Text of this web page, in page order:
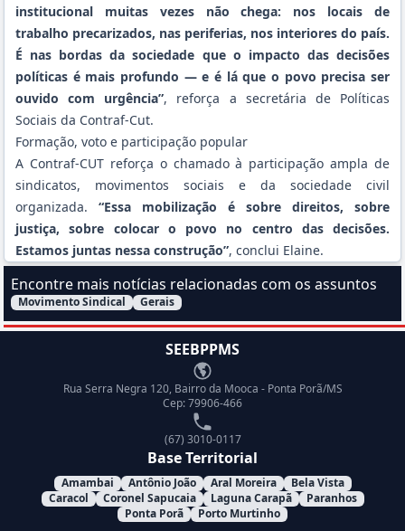
institucional muitas vezes não chega: nos locais de
trabalho precarizados, nas periferias, nos interiores do país.
É nas bordas da sociedade que o impacto das decisões
políticas é mais profundo — e é lá que o povo precisa ser
ouvido com urgência”, reforça a secretária de Políticas
Sociais da Contraf-Cut.
Formação, voto e participação popular
A Contraf-CUT reforça o chamado à participação ampla de
sindicatos, movimentos sociais e da sociedade civil
organizada. “Essa mobilização é sobre direitos, sobre
justiça, sobre colocar o povo no centro das decisões.
Estamos juntas nessa construção”, conclui Elaine.
Encontre mais notícias relacionadas com os assuntos
Filtrar Notícias pelo assunto:
Movimento Sindical Gerais
SEEBPPMS
Endereço
Rua Serra Negra 120, Bairro da Mooca - Ponta Porã/MS
Cep: 79906-466
Telefone
(67) 3010-0117
Base Territorial
Amambai Antônio João Aral Moreira
Bela Vista
Caracol
Coronel Sapucaia Laguna Carapã
Paranhos
Ponta Porã
Porto Murtinho